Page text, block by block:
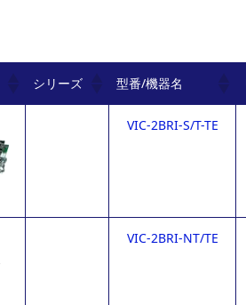
シリーズ 型番/機器名
VIC-2BRI-S/T-TE
VIC-2BRI-NT/TE